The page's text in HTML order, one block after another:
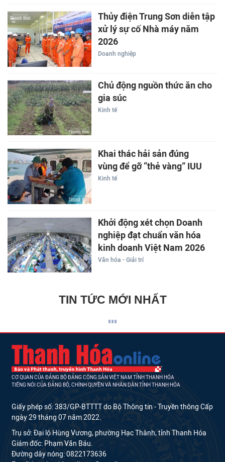
Thủy điện Trung Sơn diễn tập
xử lý sự cố Nhà máy năm
2026
Doanh nghiệp
Chủ động nguồn thức ăn cho
gia súc
Kinh tế
Khai thác hải sản đúng
vùng để gỡ “thẻ vàng” IUU
Kinh tế
Khởi động xét chọn Doanh
nghiệp đạt chuẩn văn hóa
kinh doanh Việt Nam 2026
Văn hóa - Giải trí
TIN TỨC MỚI NHẤT
CƠ QUAN CỦA ĐẢNG BỘ ĐẢNG CỘNG SẢN VIỆT NAM TỈNH THANH HÓA
TIẾNG NÓI CỦA ĐẢNG BỘ, CHÍNH QUYỀN VÀ NHÂN DÂN TỈNH THANH HÓA
Giấy phép số: 383/GP-BTTTT do Bộ Thông tin - Truyền thông Cấp
ngày 29 tháng 07 năm 2022.
Trụ sở: Đại lộ Hùng Vương, phường Hạc Thành, tỉnh Thanh Hóa
Giám đốc: Phạm Văn Báu.
Đường dây nóng: 0822173636